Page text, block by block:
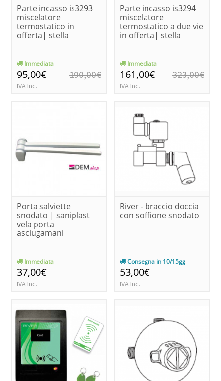
Parte incasso is3293
miscelatore
termostatico in
offerta| stella
Immediata
95,00€
IVA Inc.
190,00€
Parte incasso is3294
miscelatore
termostatico a due vie
in offerta| stella
Immediata
161,00€
IVA Inc.
323,00€
Porta salviette
snodato | saniplast
vela porta
asciugamani
Immediata
37,00€
IVA Inc.
River - braccio doccia
con soffione snodato
Consegna in 10/15gg
53,00€
IVA Inc.